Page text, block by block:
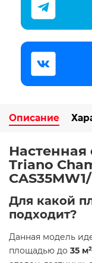
Описание
Настенная
Triano
Для какой
подходит?
Данная модель
площадью до 35 м²